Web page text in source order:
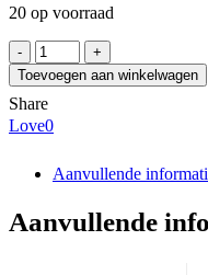
20 op voorraad
NTN
4T-
28995
aantal
Toevoegen aan winkelwagen
Share
Love0
Aanvullende
Aanvullende